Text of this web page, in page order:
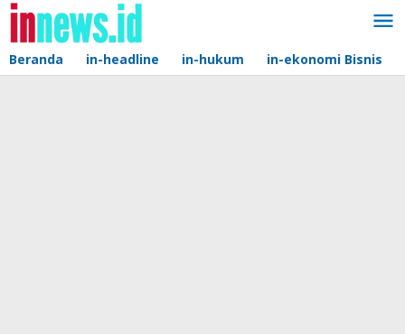
Lewati
konten
Beranda in-headline in-hukum in-ekonomi Bisnis